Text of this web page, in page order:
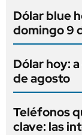
Dólar blue
domingo 9
Dólar hoy:
de agosto
Teléfonos
clave: las